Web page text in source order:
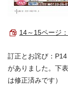
14～15ページ
訂正とお詫び：
がありました。下
は修正済みです）